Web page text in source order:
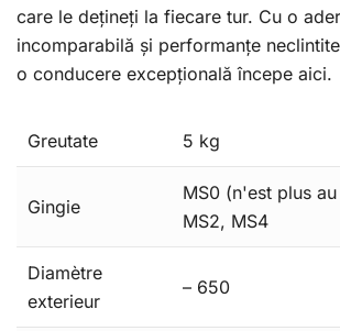
care le dețineți la fiecare tur. Cu o
incomparabilă și performanțe
o conducere excepțională începe aici.
Greutate 5 kg
Gingie
MS0 (n'est plus
MS2, MS4
Diamètre
exterieur
– 650